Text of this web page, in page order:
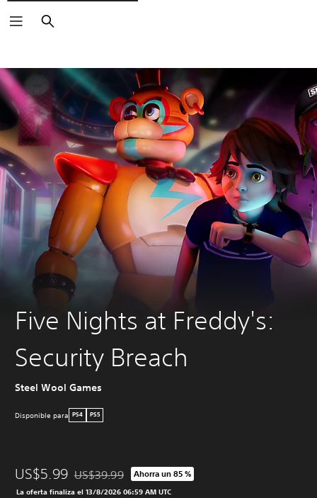
Buscar
Five Nights at Freddy's:
Security Breach
Steel Wool Games
Disponible para PS4 PS5
US$5.99 Rebajado del precio original de US$39.99
US$39.99 Ahorra un 85 %
La oferta finaliza el 13/8/2026 06:59 AM UTC